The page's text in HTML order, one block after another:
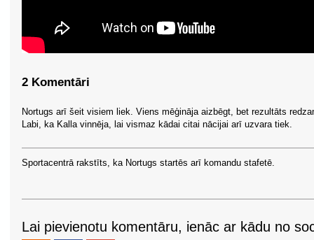
2 Komentāri
Nortugs arī šeit visiem liek. Viens mēģināja aizbēgt, bet rezultāts
Labi, ka Kalla vinnēja, lai vismaz kādai citai nācijai arī uzvara tiek.
Sportacentrā rakstīts, ka Nortugs startēs arī komandu stafetē.
Lai pievienotu komentāru, ienāc ar kādu no